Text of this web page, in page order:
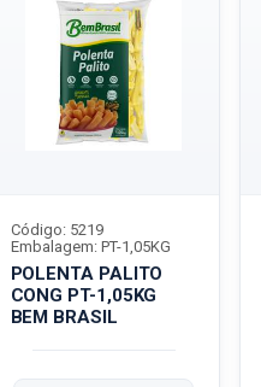
POLENTA PALITO
CONG PT-1,05KG
BEM BRASIL
Código: 5219
Embalagem: PT-1,05KG